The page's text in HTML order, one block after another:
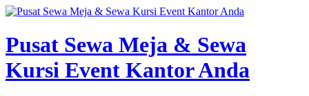
Pusat Sewa Meja & Sewa
Kursi Event Kantor Anda